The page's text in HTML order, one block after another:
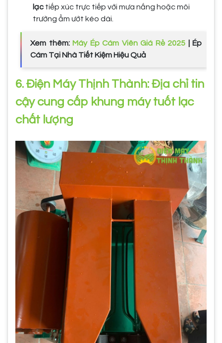
lạc tiếp xúc trực tiếp với mưa nắng hoặc môi
trường ẩm ướt kéo dài.
Xem thêm: Máy Ép Cám Viên Giá Rẻ 2025 | Ép
Cám Tại Nhà Tiết Kiệm Hiệu Quả
6. Điện Máy Thịnh Thành: Địa chỉ tin
cậy cung cấp khung máy tuốt lạc
chất lượng